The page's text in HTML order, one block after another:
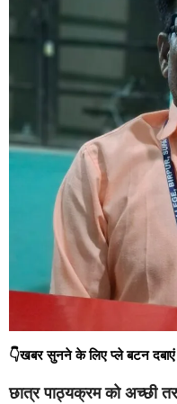
👇खबर सुनने के लिए प्ले बटन दबाएं
छात्र पाठ्यक्रम को अच्छी